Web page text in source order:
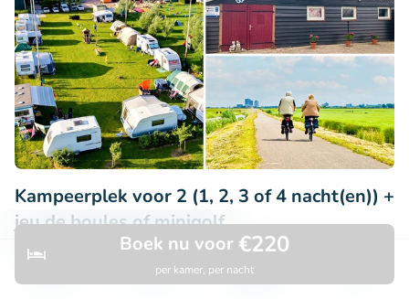
Zoeken Boekingen
Boek nu voor€220
per kamer, per nacht
Kampeerplek voor 2 (1, 2, 3 of 4 nacht(en)) +
jeu de boules of minigolf
9.6
• 20 beoordelingen
WALEUK Recreatie-, Speel- & Feestboerderij